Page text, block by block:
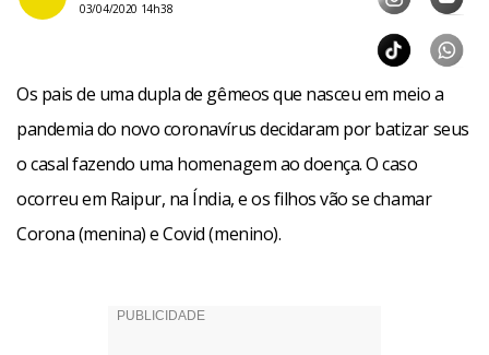
03/04/2020 14h38
Os pais de uma dupla de gêmeos que nasceu em meio a
pandemia do novo coronavírus decidaram por batizar seus
o casal fazendo uma homenagem ao doença. O caso
ocorreu em Raipur, na Índia, e os filhos vão se chamar
Corona (menina) e Covid (menino).